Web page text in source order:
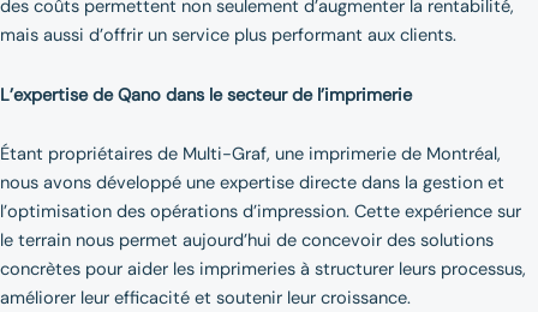
des coûts permettent non seulement d’augmenter la rentabilité,
mais aussi d’offrir un service plus performant aux clients.
L’expertise de Qano dans le secteur de l’imprimerie
Étant propriétaires de Multi-Graf, une imprimerie de Montréal,
nous avons développé une expertise directe dans la gestion et
l’optimisation des opérations d’impression. Cette expérience sur
le terrain nous permet aujourd’hui de concevoir des solutions
concrètes pour aider les imprimeries à structurer leurs processus,
améliorer leur efficacité et soutenir leur croissance.